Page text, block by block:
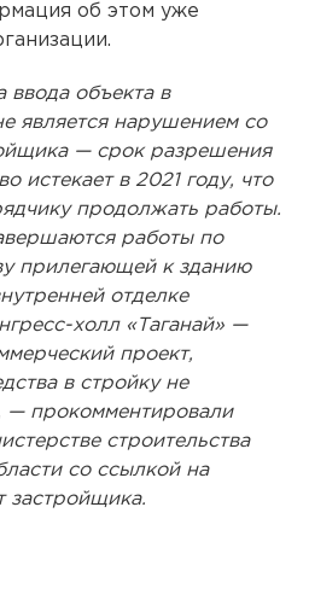
об этом уже
ввода объекта в
является нарушением со
— срок разрешения
истекает в 2021 году, что
продолжать работы.
работы по
прилегающей к зданию
отделке
холл «Таганай» —
проект,
в стройку не
— прокомментировали
строительства
со ссылкой на